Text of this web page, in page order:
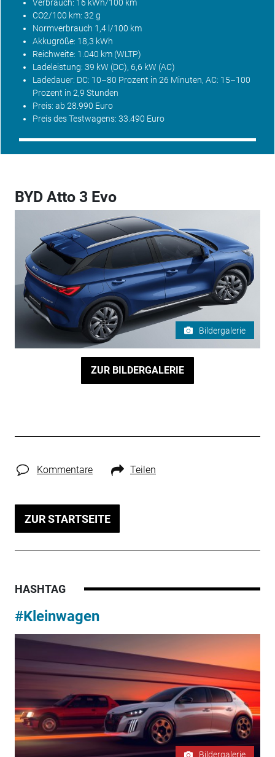
Verbrauch: 16 kWh/100 km
CO2/100 km: 32 g
Normverbrauch 1,4 l/100 km
Akkugröße: 18,3 kWh
Reichweite: 1.040 km (WLTP)
Ladeleistung: 39 kW (DC), 6,6 kW (AC)
Ladedauer: DC: 10–80 Prozent in 26 Minuten, AC: 15–100
Prozent in 2,9 Stunden
Preis: ab 28.990 Euro
Preis des Testwagens: 33.490 Euro
BYD Atto 3 Evo
Bildergalerie
ZUR BILDERGALERIE
Kommentare Teilen
ZUR STARTSEITE
HASHTAG
#Kleinwagen
Bildergalerie